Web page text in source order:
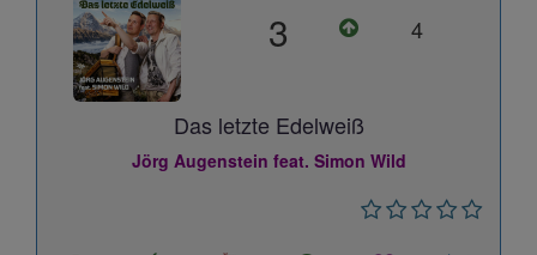
3 4
Das letzte Edelweiß
Jörg Augenstein feat. Simon Wild